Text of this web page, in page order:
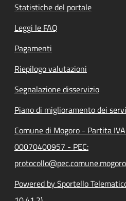
Statistiche del portale
Leggi le FAQ
Pagamenti
Riepilogo valutazioni
Segnalazione disservizio
Piano di miglioramento dei
Comune di Mogoro - Partita
00070400957 - PEC:
Powered by Sportello